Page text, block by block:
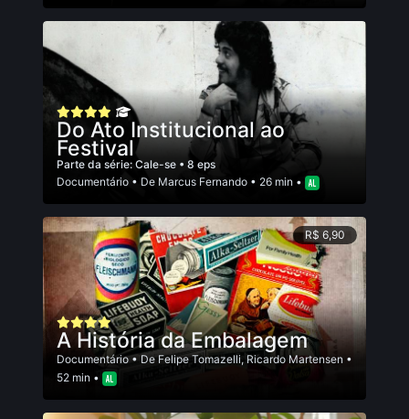
Do Ato Institucional ao
Festival
Parte da série: Cale-se • 8 eps
Documentário • De Marcus Fernando • 26 min •
R$ 6,90
A História da Embalagem
Documentário• De Felipe Tomazelli, Ricardo Martensen •
52 min •